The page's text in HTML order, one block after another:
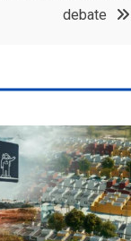
debate